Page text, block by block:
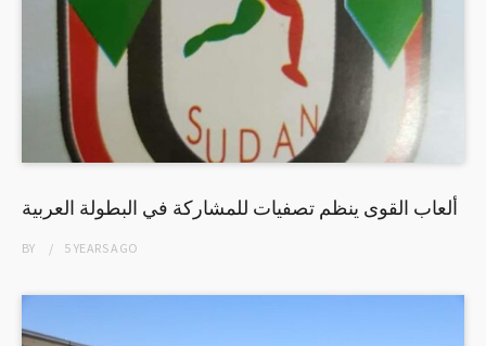
ألعاب القوى ينظم تصفيات للمشاركة في البطولة العربية
BY 5 YEARSAGO